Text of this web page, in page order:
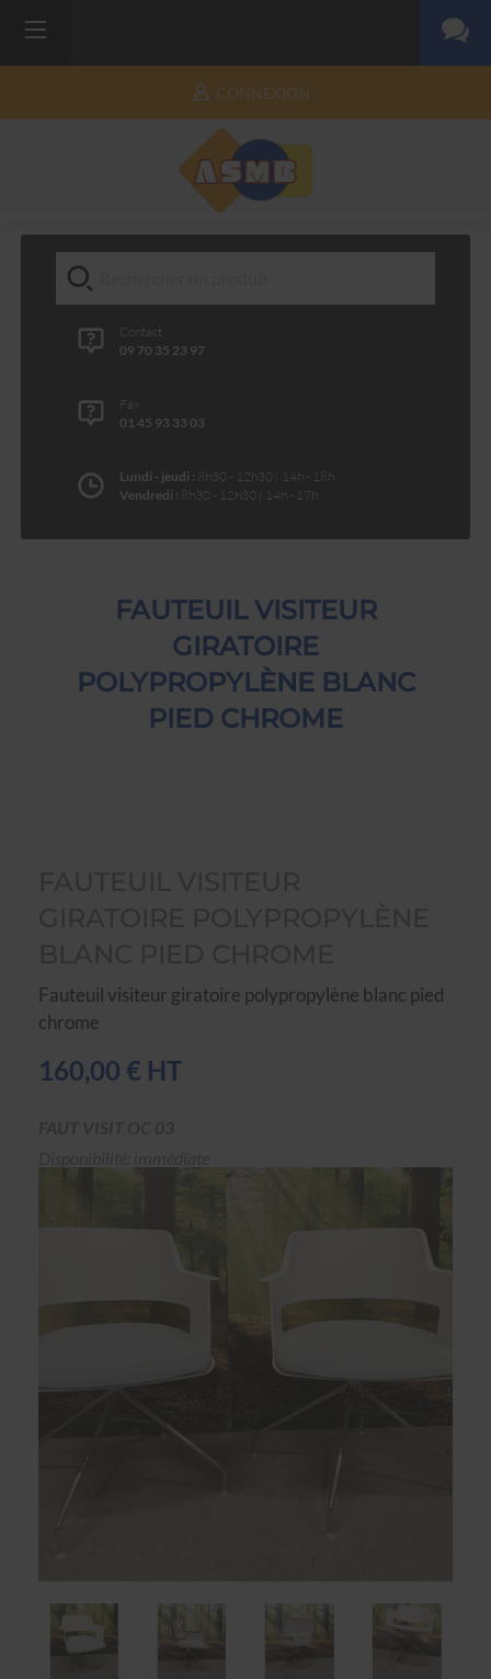
CONNEXION
Contact
09 70 35 23 97
Fax
01 45 93 33 03
Lundi - jeudi : 8h30 - 12h30 | 14h - 18h
Vendredi : 8h30 - 12h30 | 14h - 17h
FAUTEUIL VISITEUR
GIRATOIRE
POLYPROPYLÈNE BLANC
PIED CHROME
Fauteuil visiteur giratoire polypropylène blanc pied
chrome
160,00 € HT